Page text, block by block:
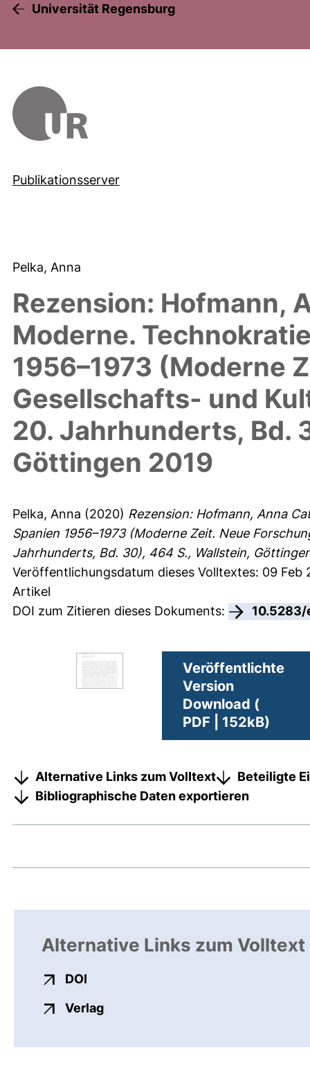
Universität Regensburg
Publikationsserver
Pelka, Anna
Rezension: Hofmann,
Moderne.
1956–1973 (Moderne
Gesellschafts- und
20. Jahrhunderts, Bd.
Göttingen 2019
Pelka, Anna (2020) Rezension: Hofmann, Anna
Spanien 1956–1973 (Moderne Zeit. Neue
Jahrhunderts, Bd. 30), 464 S., Wallstein,
Veröffentlichungsdatum dieses Volltextes: 09 Feb
Artikel
DOI zum Zitieren dieses Dokuments:
Veröffentlichte
Version
Download (
PDF | 152kB)
Alternative Links zum Volltext
Beteiligte
Bibliographische Daten exportieren
Alternative Links zum Volltext
DOI
Verlagexterner Link, öffnet neues